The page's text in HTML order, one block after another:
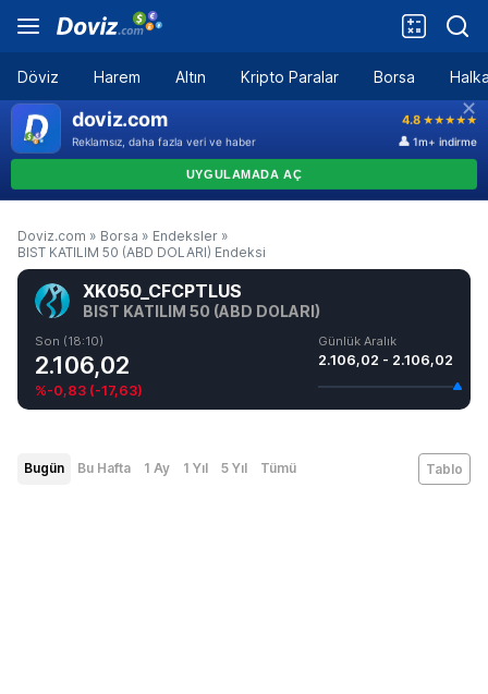
Döviz Harem Altın Kripto Paralar Borsa
Doviz.com » Borsa » Endeksler »
BIST KATILIM 50 (ABD DOLARI) Endeksi
XK050_CFCPTLUS
BIST KATILIM 50 (ABD DOLARI)
Son (18:10)
2.106,02
%-0,83 (-17,63)
Günlük Aralık
2.106,02 - 2.106,02
Bugün Bu Hafta 1 Ay 1 Yıl 5 Yıl Tümü Tablo